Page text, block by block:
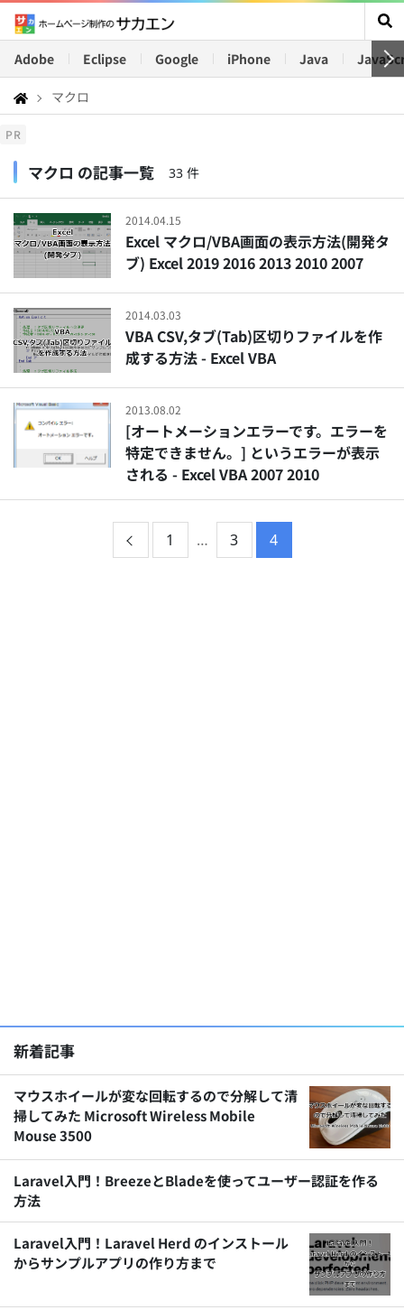
Adobe Eclipse Google iPhone Java
マクロ
PR
マクロ の記事一覧 33 件
2014.04.15
Excel マクロ/VBA画面の表示方法(開発タ
ブ) Excel 2019 2016 2013 2010 2007
2014.03.03
VBA CSV,タブ(Tab)区切りファイルを作
成する方法 - Excel VBA
2013.08.02
[オートメーションエラーです。エラーを
特定できません。] というエラーが表示
される - Excel VBA 2007 2010
1 … 3 4
新着記事
マウスホイールが変な回転するので分解して清
掃してみた Microsoft Wireless Mobile
Mouse 3500
Laravel入門！BreezeとBladeを使ってユーザー認証を作る
方法
Laravel入門！Laravel Herd のインストール
からサンプルアプリの作り方まで